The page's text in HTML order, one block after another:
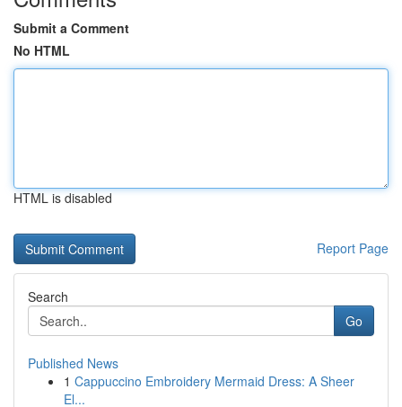
Submit a Comment
No HTML
HTML is disabled
Report Page
Search
Go
Published News
1 Cappuccino Embroidery Mermaid Dress: A Sheer
El...